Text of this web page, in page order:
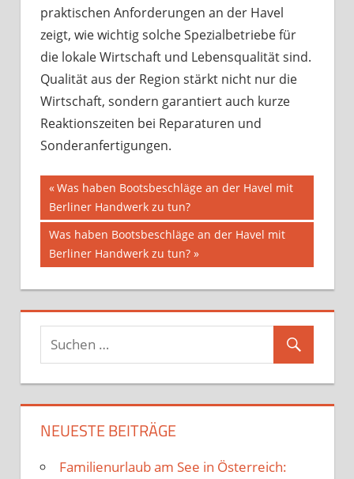
praktischen Anforderungen an der Havel
zeigt, wie wichtig solche Spezialbetriebe für
die lokale Wirtschaft und Lebensqualität sind.
Qualität aus der Region stärkt nicht nur die
Wirtschaft, sondern garantiert auch kurze
Reaktionszeiten bei Reparaturen und
Sonderanfertigungen.
Beitragsnavigation
Vorheriger
Beitrag:
Was haben Bootsbeschläge an der Havel mit
Berliner Handwerk zu tun?
Nächster
Beitrag:
Was haben Bootsbeschläge an der Havel mit
Berliner Handwerk zu tun?
NEUESTE BEITRÄGE
Familienurlaub am See in Österreich: